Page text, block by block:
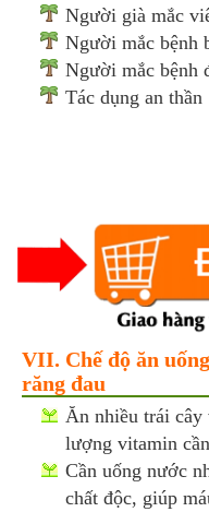
Người già mắc
Người mắc bệnh
Người mắc bệnh
Tác dụng an thần
VII. Chế độ ăn
răng đau
Ăn nhiều trái cây
lượng vitamin
Cần uống nước
chất độc, giúp